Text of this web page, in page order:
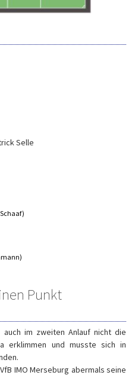
Selle
Punkt
im zweiten Anlauf nicht die
erklimmen und musste sich in
IMO Merseburg abermals seine